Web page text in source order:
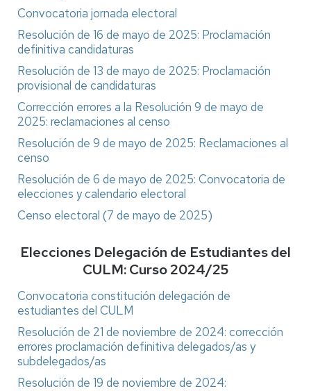
Convocatoria jornada electoral
Resolución de 16 de mayo de 2025: Proclamación
definitiva candidaturas
Resolución de 13 de mayo de 2025: Proclamación
provisional de candidaturas
Corrección errores a la Resolución 9 de mayo de
2025: reclamaciones al censo
Resolución de 9 de mayo de 2025: Reclamaciones al
censo
Resolución de 6 de mayo de 2025: Convocatoria de
elecciones y calendario electoral
Censo electoral (7 de mayo de 2025)
Elecciones Delegación de Estudiantes del
CULM: Curso 2024/25
Convocatoria constitución delegación de
estudiantes del CULM
Resolución de 21 de noviembre de 2024: corrección
errores proclamación definitiva delegados/as y
subdelegados/as
Resolución de 19 de noviembre de 2024: